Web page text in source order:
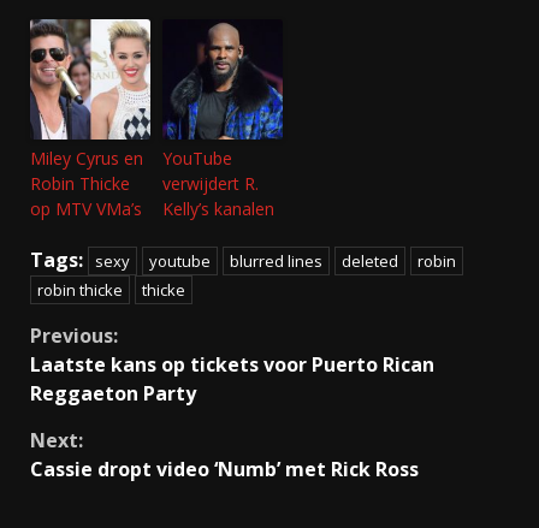
Miley Cyrus en
Robin Thicke
op MTV VMa’s
YouTube
verwijdert R.
Kelly’s kanalen
Tags: sexy youtube blurred lines deleted
robin
robin thicke
thicke
Continue
Reading
Previous:
Laatste kans op tickets voor Puerto Rican
Reggaeton Party
Next:
Cassie dropt video ‘Numb’ met Rick Ross